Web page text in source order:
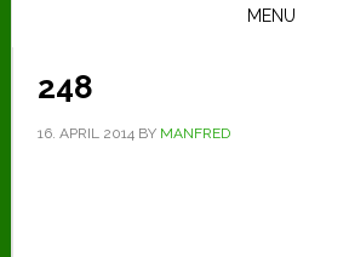
MENU
248
16. APRIL 2014BY MANFRED